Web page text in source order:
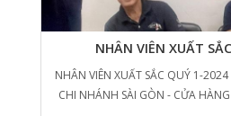
NHÂN VIÊN XUẤT
NHÂN VIÊN XUẤT SẮC QUÝ 1-
CHI NHÁNH SÀI GÒN - CỬA